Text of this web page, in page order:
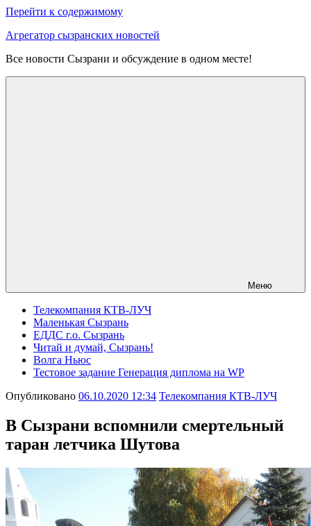
Перейти к содержимому
Агрегатор сызранских новостей
Все новости Сызрани и обсуждение в одном месте!
Меню
Телекомпания КТВ-ЛУЧ
Маленькая Сызрань
ЕДДС г.о. Сызрань
Читай и думай, Сызрань!
Волга Ньюс
Тестовое задание Генерация диплома на WP
Опубликовано 06.10.2020 12:34 Телекомпания КТВ-ЛУЧ
В Сызрани вспомнили смертельный
таран летчика Шутова